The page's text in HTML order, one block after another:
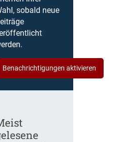
sobald neue
Benachrichtigungen aktivieren